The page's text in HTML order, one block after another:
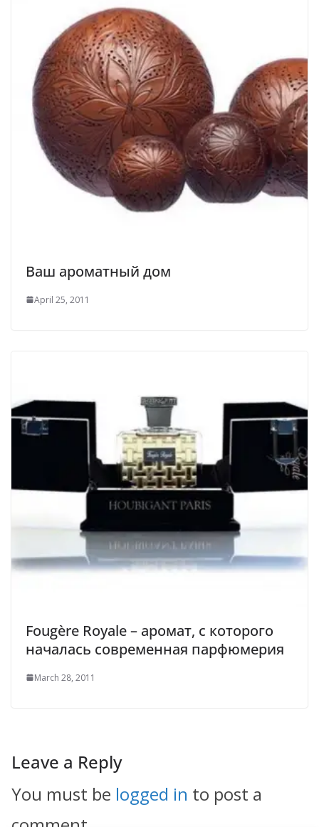
Ваш ароматный дом
April 25, 2011
Fougère Royale – аромат, с которого
началась современная парфюмерия
March 28, 2011
Leave a Reply
You must be logged in to post a